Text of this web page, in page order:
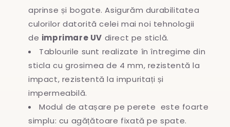
aprinse și bogate. Asigurăm durabilitatea
culorilor datorită celei mai noi tehnologii
de imprimare UV direct pe sticlă.
Tablourile sunt realizate în întregimedin
sticla cu grosimea de 4 mm, rezistentă la
impact, rezistentă la impuritați și
impermeabilă.
Modul de atașare pe perete este foarte
simplu: cu agățătoare fixată pe spate.